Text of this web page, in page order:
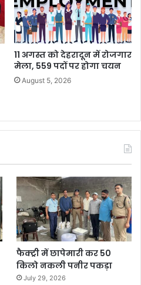
11 अगस्त को देहरादून में रोजगार
मेला, 559 पदों पर होगा चयन
August 5, 2026
फैक्ट्री में छापेमारी कर 50
किलो नकली पनीर पकड़ा
July 29, 2026